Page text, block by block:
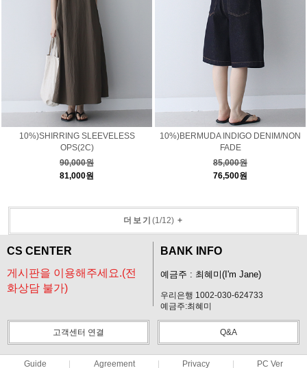
10%)SHIRRING SLEEVELESS
OPS(2C)
90,000원
81,000원
10%)BERMUDA INDIGO DENIM/NON
FADE
85,000원
76,500원
더보기 (1 /12) +
CS CENTER
게시판을 이용해주세요.(전
화상담 불가)
BANK INFO
예금주 : 최혜미(I'm Jane)
우리은행 1002-030-624733
예금주:최혜미
고객센터 연결 Q&A
Guide Agreement Privacy PC Ver